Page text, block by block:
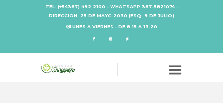
TEL: (+54387) 492 2100 - WHATSAPP 387-5821074 -
DIRECCION: 25 DE MAYO 2030 (ESQ. 9 DE JULIO)
LUNES A VIERNES - DE 8:15 A 13:20